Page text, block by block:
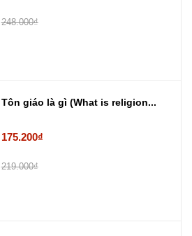
248.000₫
Tôn giáo là gì (What is religion...
175.200₫
219.000₫